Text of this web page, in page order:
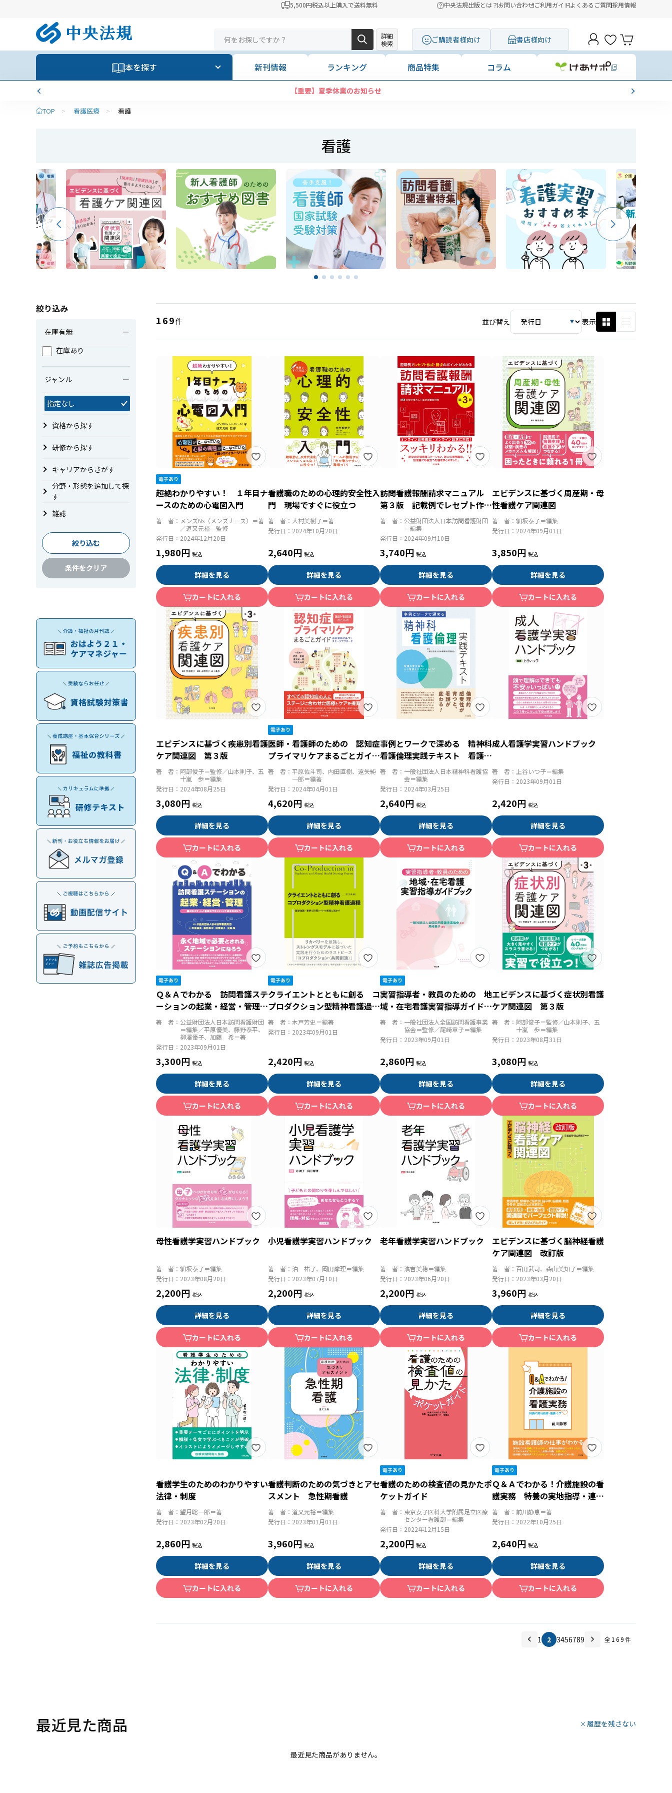
5,500円税込以上購入で送料無料 中央法規出版とは？お問い合わせご利用ガイドよくあるご質問採用情報
詳細
検索
ご購読者様向け 書店様向け
本を探す 新刊情報 ランキング 商品特集 コラム
コンビニ決済に「セブンイレブン」を追加いたしました
TOP > 看護医療 > 看護
看護
絞り込み
在庫有無
在庫あり
ジャンル
指定なし
資格から探す
研修から探す
キャリアからさがす
分野・形態を追加して探
す
雑誌
絞り込む
条件をクリア
並び替え 表示
169件
超絶わかりやすい！ １年目ナ
ースのための心電図入門
著 者： メンズNs（メンズナース）＝著
／道又元裕＝監修
発行日： 2024年12月20日
1,980円
詳細を見る
カートに入れる
看護職のための心理的安全性入
門 現場ですぐに役立つ
著 者： 大村美樹子＝著
発行日： 2024年10月20日
2,640円
詳細を見る
カートに入れる
訪問看護報酬請求マニュアル
第３版 記載例でレセプト作
成・請求のポイントがわかる
著 者： 公益財団法人日本訪問看護財団
＝編集
発行日： 2024年09月10日
3,740円
詳細を見る
カートに入れる
エビデンスに基づく周産期・母
性看護ケア関連図
著 者： 細坂泰子＝編集
発行日： 2024年09月01日
3,850円
詳細を見る
カートに入れる
エビデンスに基づく疾患別看護
ケア関連図 第３版
著 者： 阿部俊子＝監修／山本則子、五
十嵐 歩＝編集
発行日： 2024年08月25日
3,080円
詳細を見る
カートに入れる
医師・看護師のための 認知症
プライマリケアまるごとガイ
ド 最新知識に基づくステージ
アプローチ
著 者： 平原佐斗司、内田直樹、遠矢純
一郎＝編著
発行日： 2024年04月01日
4,620円
詳細を見る
カートに入れる
事例とワークで深める 精神科
看護倫理実践テキスト 看護の
質を高め、より適切なケアにつ
著 者： 一般社団法人日本精神科看護協
会＝編集
発行日： 2024年03月25日
2,640円
詳細を見る
カートに入れる
成人看護学実習ハンドブック
著 者： 上谷いつ子＝編集
発行日： 2023年09月01日
2,420円
詳細を見る
カートに入れる
Ｑ＆Ａでわかる 訪問看護ステ
ーションの起業・経営・管理
確かなスタートと着実なマネジ
メントで成果を出そう
著 者： 公益財団法人日本訪問看護財団
＝編集／平原優美、藤野泰平、
柳澤優子、加藤 希＝著
発行日： 2023年09月01日
3,300円
詳細を見る
カートに入れる
クライエントとともに創る コ
プロダクション型精神看護過
程 基礎知識・事例＆計画シー
トで実践に活かす
著 者： 木戸芳史＝編著
発行日： 2023年09月01日
2,420円
詳細を見る
カートに入れる
実習指導者・教員のための 地
域・在宅看護実習指導ガイドブ
ック
著 者： 一般社団法人全国訪問看護事業
協会＝監修／尾﨑章子＝編集
発行日： 2023年09月01日
2,860円
詳細を見る
カートに入れる
エビデンスに基づく症状別看護
ケア関連図 第３版
著 者： 阿部俊子＝監修／山本則子、五
十嵐 歩＝編集
発行日： 2023年08月31日
3,080円
詳細を見る
カートに入れる
母性看護学実習ハンドブック
著 者： 細坂泰子＝編集
発行日： 2023年08月20日
2,200円
詳細を見る
カートに入れる
小児看護学実習ハンドブック
著 者： 泊 祐子、岡田摩理＝編集
発行日： 2023年07月10日
2,200円
詳細を見る
カートに入れる
老年看護学実習ハンドブック
著 者： 濱吉美穂＝編集
発行日： 2023年06月20日
2,200円
詳細を見る
カートに入れる
エビデンスに基づく脳神経看護
ケア関連図 改訂版
著 者： 百田武司、森山美知子＝編集
発行日： 2023年03月20日
3,960円
詳細を見る
カートに入れる
看護学生のためのわかりやすい
法律・制度
著 者： 望月聡一郎＝著
発行日： 2023年02月20日
2,860円
詳細を見る
カートに入れる
看護判断のための気づきとアセ
スメント 急性期看護
著 者： 道又元裕＝編集
発行日： 2023年01月01日
3,960円
詳細を見る
カートに入れる
看護のための検査値の見かたポ
ケットガイド
著 者： 東京女子医科大学附属足立医療
センター看護部＝編集
発行日： 2022年12月15日
2,200円
詳細を見る
カートに入れる
Ｑ＆Ａでわかる！介護施設の看
護実務 特養の実地指導・連
携・ケア
著 者： 前川静恵＝著
発行日： 2022年10月25日
2,640円
詳細を見る
カートに入れる
1 2 3456789 全 169件
最近見た商品
最近見た商品がありません。
履歴を残さない